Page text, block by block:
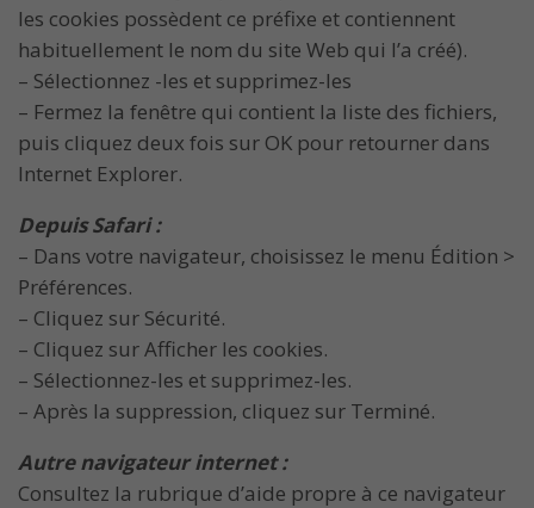
les cookies possèdent ce préfixe et contiennent
habituellement le nom du site Web qui l’a créé).
– Sélectionnez -les et supprimez-les
– Fermez la fenêtre qui contient la liste des fichiers,
puis cliquez deux fois sur OK pour retourner dans
Internet Explorer.
Depuis Safari :
– Dans votre navigateur, choisissez le menu Édition >
Préférences.
– Cliquez sur Sécurité.
– Cliquez sur Afficher les cookies.
– Sélectionnez-les et supprimez-les.
– Après la suppression, cliquez sur Terminé.
Autre navigateur internet :
Consultez la rubrique d’aide propre à ce navigateur